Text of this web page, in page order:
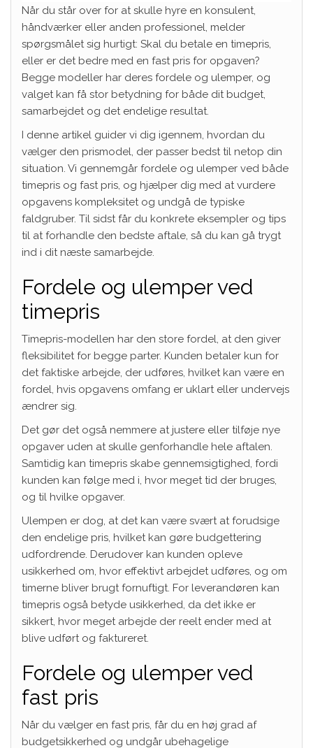
Når du står over for at skulle hyre en konsulent,
håndværker eller anden professionel, melder
spørgsmålet sig hurtigt: Skal du betale en timepris,
eller er det bedre med en fast pris for opgaven?
Begge modeller har deres fordele og ulemper, og
valget kan få stor betydning for både dit budget,
samarbejdet og det endelige resultat.
I denne artikel guider vi dig igennem, hvordan du
vælger den prismodel, der passer bedst til netop din
situation. Vi gennemgår fordele og ulemper ved både
timepris og fast pris, og hjælper dig med at vurdere
opgavens kompleksitet og undgå de typiske
faldgruber. Til sidst får du konkrete eksempler og tips
til at forhandle den bedste aftale, så du kan gå trygt
ind i dit næste samarbejde.
Fordele og ulemper ved
timepris
Timepris-modellen har den store fordel, at den giver
fleksibilitet for begge parter. Kunden betaler kun for
det faktiske arbejde, der udføres, hvilket kan være en
fordel, hvis opgavens omfang er uklart eller undervejs
ændrer sig.
Det gør det også nemmere at justere eller tilføje nye
opgaver uden at skulle genforhandle hele aftalen.
Samtidig kan timepris skabe gennemsigtighed, fordi
kunden kan følge med i, hvor meget tid der bruges,
og til hvilke opgaver.
Ulempen er dog, at det kan være svært at forudsige
den endelige pris, hvilket kan gøre budgettering
udfordrende. Derudover kan kunden opleve
usikkerhed om, hvor effektivt arbejdet udføres, og om
timerne bliver brugt fornuftigt. For leverandøren kan
timepris også betyde usikkerhed, da det ikke er
sikkert, hvor meget arbejde der reelt ender med at
blive udført og faktureret.
Fordele og ulemper ved
fast pris
Når du vælger en fast pris, får du en høj grad af
budgetsikkerhed og undgår ubehagelige